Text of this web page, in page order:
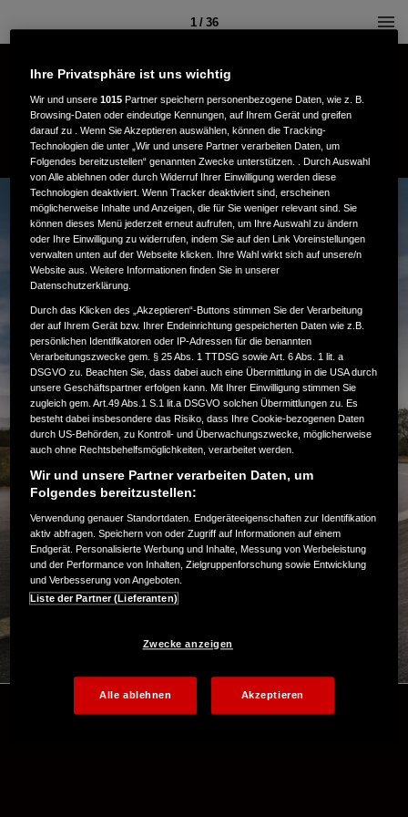
1 / 36
Ihre Privatsphäre ist uns wichtig
Wir und unsere1015 Partner speichern personenbezogene Daten, wie z. B.
Browsing-Daten oder eindeutige Kennungen, auf Ihrem Gerät und greifen
darauf zu . Wenn Sie Akzeptieren auswählen, können die Tracking-
Technologien die unter „Wir und unsere Partner verarbeiten Daten, um
Folgendes bereitzustellen“ genannten Zwecke unterstützen. . Durch Auswahl
von Alle ablehnen oder durch Widerruf Ihrer Einwilligung werden diese
Technologien deaktiviert. Wenn Tracker deaktiviert sind, erscheinen
möglicherweise Inhalte und Anzeigen, die für Sie weniger relevant sind. Sie
können dieses Menü jederzeit erneut aufrufen, um Ihre Auswahl zu ändern
oder Ihre Einwilligung zu widerrufen, indem Sie auf den Link Voreinstellungen
verwalten unten auf der Webseite klicken. Ihre Wahl wirkt sich auf unsere/n
Website aus. Weitere Informationen finden Sie in unserer
Datenschutzerklärung.
Durch das Klicken des „Akzeptieren“-Buttons stimmen Sie der Verarbeitung
der auf Ihrem Gerät bzw. Ihrer Endeinrichtung gespeicherten Daten wie z.B.
persönlichen Identifikatoren oder IP-Adressen für die benannten
Verarbeitungszwecke gem. § 25 Abs. 1 TTDSG sowie Art. 6 Abs. 1 lit. a
DSGVO zu. Beachten Sie, dass dabei auch eine Übermittlung in die USA durch
unsere Geschäftspartner erfolgen kann. Mit Ihrer Einwilligung stimmen Sie
zugleich gem. Art.49 Abs.1 S.1 lit.a DSGVO solchen Übermittlungen zu. Es
besteht dabei insbesondere das Risiko, dass Ihre Cookie-bezogenen Daten
durch US-Behörden, zu Kontroll- und Überwachungszwecke, möglicherweise
auch ohne Rechtsbehelfsmöglichkeiten, verarbeitet werden.
Wir und unsere Partner verarbeiten Daten, um
Folgendes bereitzustellen:
Verwendung genauer Standortdaten. Endgeräteeigenschaften zur Identifikation
aktiv abfragen. Speichern von oder Zugriff auf Informationen auf einem
Endgerät. Personalisierte Werbung und Inhalte, Messung von Werbeleistung
und der Performance von Inhalten, Zielgruppenforschung sowie Entwicklung
und Verbesserung von Angeboten.
Liste der Partner (Lieferanten)
Zwecke anzeigen
Alle ablehnen Akzeptieren